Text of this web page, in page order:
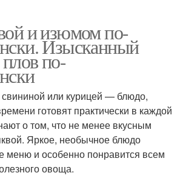
и изюмом по-
Изысканный
по-
или курицей — блюдо,
готовят практически в каждой
о том, что не менее вкусным
Яркое, необычное блюдо
меню и особенно понравится всем
овоща.